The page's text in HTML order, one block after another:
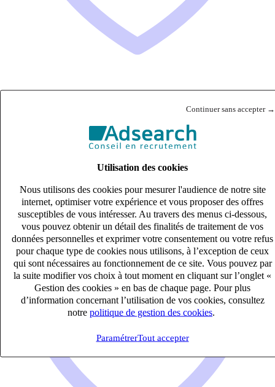
Continuer sans accepter →
Utilisation des cookies
Nous utilisons des cookies pour mesurer l'audience de notre site
internet, optimiser votre expérience et vous proposer des offres
susceptibles de vous intéresser. Au travers des menus ci-dessous,
vous pouvez obtenir un détail des finalités de traitement de vos
données personnelles et exprimer votre consentement ou votre refus
pour chaque type de cookies nous utilisons, à l’exception de ceux
qui sont nécessaires au fonctionnement de ce site. Vous pouvez par
la suite modifier vos choix à tout moment en cliquant sur l’onglet «
Gestion des cookies » en bas de chaque page. Pour plus
d’information concernant l’utilisation de vos cookies, consultez
notre politique de gestion des cookies
ParamétrerTout accepter
Grenoble, Isère (38100)
Audit & Expertise Comptable